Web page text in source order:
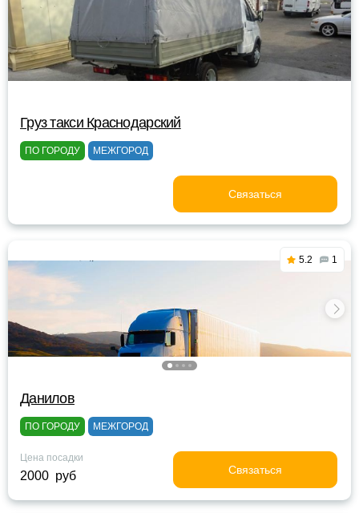
Груз такси Краснодарский
ПО ГОРОДУ МЕЖГОРОД
Связаться
5.2 1
Данилов
ПО ГОРОДУ МЕЖГОРОД
Цена посадки
2000 руб Связаться